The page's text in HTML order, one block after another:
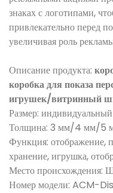
знаках с логотипами,
привлекательно перед
увеличивая роль
Описание продукта:
коробка для показа
игрушек/витринный
Размер:
Толщина: 3 мм/4 мм/5
Функция: отображение,
хранение, игрушка,
Место происхождения:
Номер модели: ACM-